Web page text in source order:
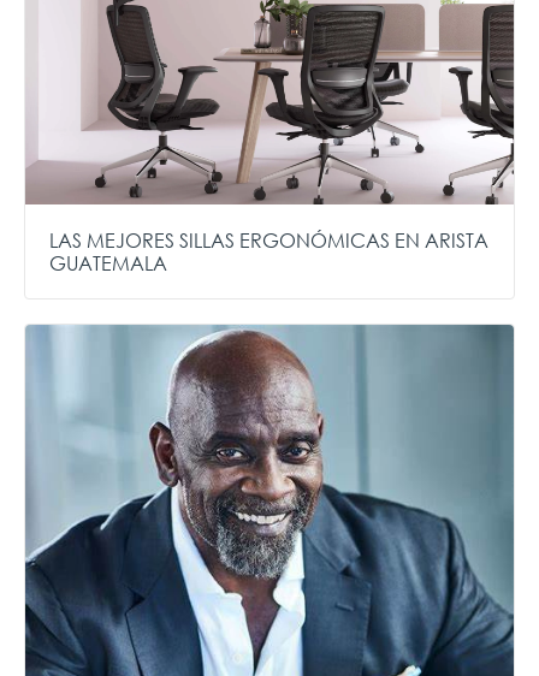
LAS MEJORES SILLAS ERGONÓMICAS EN ARISTA
GUATEMALA